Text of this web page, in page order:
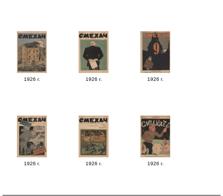
1926 г. 1926 г. 1926 г.
1926 г. 1926 г. 1926 г.